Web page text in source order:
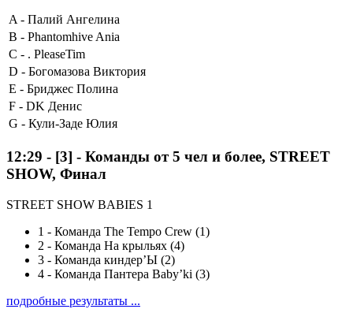
A - Палий Ангелина
B - Phantomhive Ania
C - . PleaseTim
D - Богомазова Виктория
E - Бриджес Полина
F - DK Денис
G - Кули-Заде Юлия
12:29 - [3] - Команды от 5 чел и более, STREET
SHOW, Финал
STREET SHOW BABIES 1
1 - Команда The Tempo Crew (1)
2 - Команда На крыльях (4)
3 - Команда киндер’Ы (2)
4 - Команда Пантера Baby’ki (3)
подробные результаты ...